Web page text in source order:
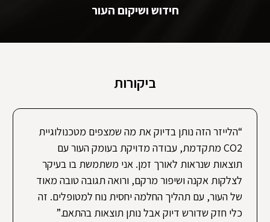
חידוש ושיקום העור
ביקורות
“הלייזר הזה נותן בדיוק את מה שמצפים מטכנולוגיית
CO2 מתקדמת, עבודה מדויקת בעומק העור עם
תוצאות שנראות לאורך זמן. אני משתמשת בו בעיקר
לצלקות אקנה ושיפור מרקם, ורואה תגובה טובה מאוד
של העור, עם תהליך החלמה יחסית נוח למטופלים. זה
כלי חזק שדורש דיוק אבל נותן תוצאות בהתאם.”